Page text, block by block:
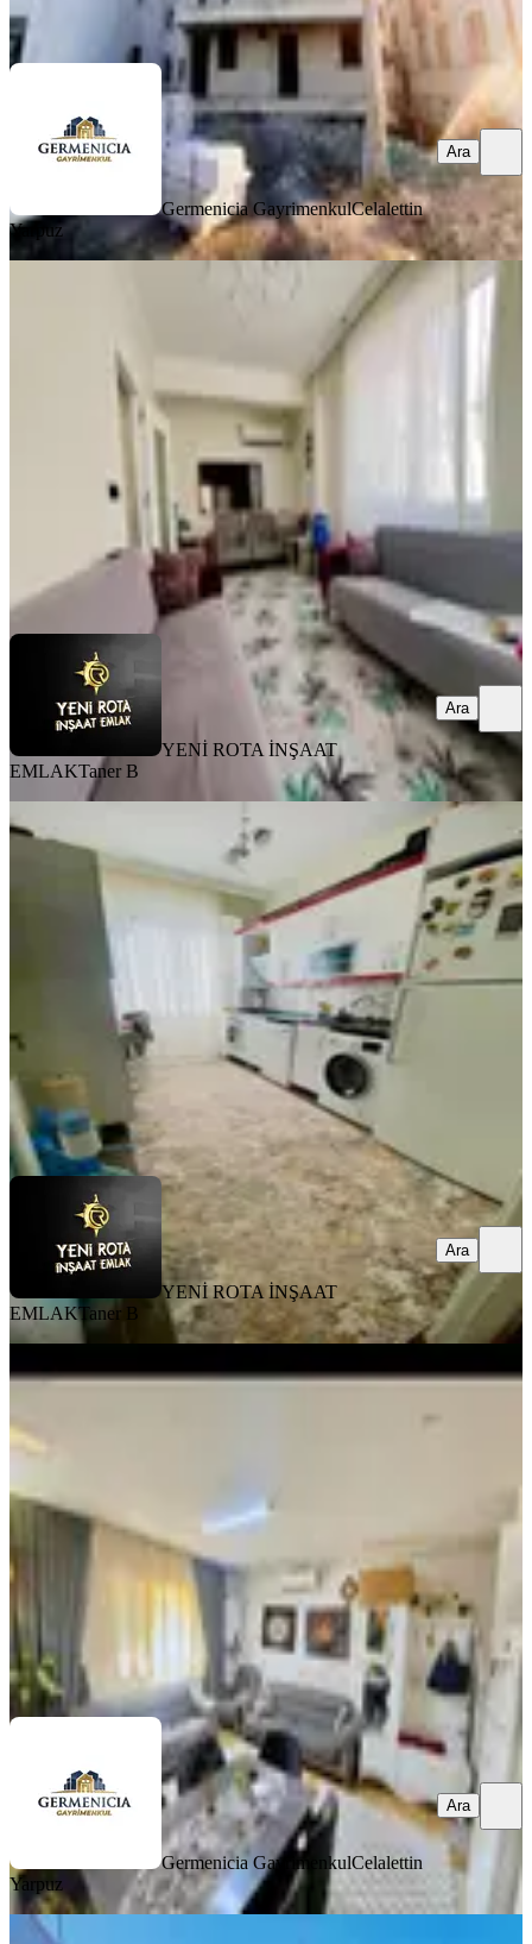
Ara
Germenicia GayrimenkulCelalettin
Yarpuz
Ara
Yeni Rota' Dan Yahya Kemalde
Dulkadiroğlu, Yahya Kemal Mahallesi
2+1
80 m²·1. Kat·
YENİ ROTA İNŞAAT EMLAKTaner B
Ara
YENİ ROTA İNŞAAT
EMLAKTaner B
Ara
Kuzeyçevreyolu Derdiment Mevki
Satılık Uygun Fiyata 3+1 Daire
Dulkadiroğlu, Bayazıtlı Mahallesi
·6. Kat ·03.08.2026
YENİ ROTA İNŞAAT EMLAK Taner B
Ara
YENİ ROTA İNŞAAT
EMLAKTaner B
Ara
Germenicia'dan Satılık Karacasu
1.450.000 ₺
Germenicia Gayrimenkul Celalettin Yarpuz
Ara
Germenicia GayrimenkulCelalettin
Yarpuz
Ara
MANZARALI